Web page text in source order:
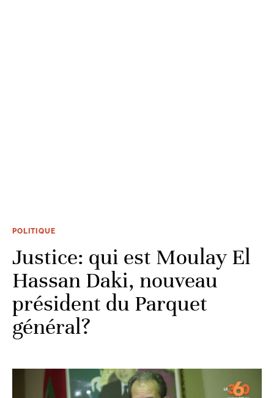
POLITIQUE
Justice: qui est Moulay El
Hassan Daki, nouveau
président du Parquet
général?